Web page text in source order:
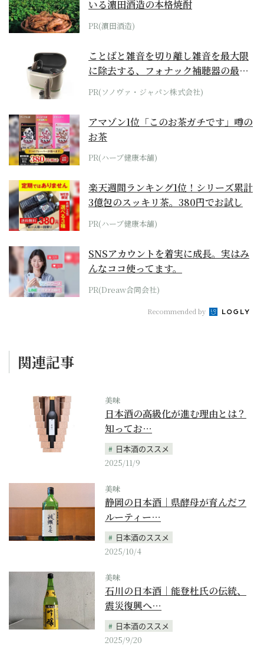
いる濵田酒造の本格焼酎
PR(濵田酒造)
ことばと雑音を切り離し雑音を最大限
に除去する、フォナック補聴器の最上
位モデル
PR(ソノヴァ・ジャパン株式会社)
アマゾン1位「このお茶ガチです」噂の
お茶
PR(ハーブ健康本舗)
楽天週間ランキング1位！シリーズ累計
3億包のスッキリ茶。380円でお試し
PR(ハーブ健康本舗)
SNSアカウントを着実に成長。実はみ
んなココ使ってます。
PR(Dreaw合同会社)
Recommended by
関連記事
美味
日本酒の高級化が進む理由とは？
知ってお…
日本酒のススメ
2025/11/9
美味
静岡の日本酒｜県酵母が育んだフ
ルーティー…
日本酒のススメ
2025/10/4
美味
石川の日本酒｜能登杜氏の伝統、
震災復興へ…
日本酒のススメ
2025/9/20